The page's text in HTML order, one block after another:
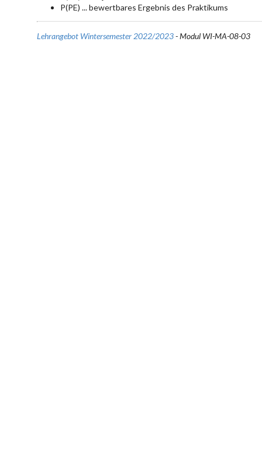
P(PE) ... bewertbares Ergebnis des Praktikums
Lehrangebot Wintersemester 2022/2023- Modul WI-MA-08-03